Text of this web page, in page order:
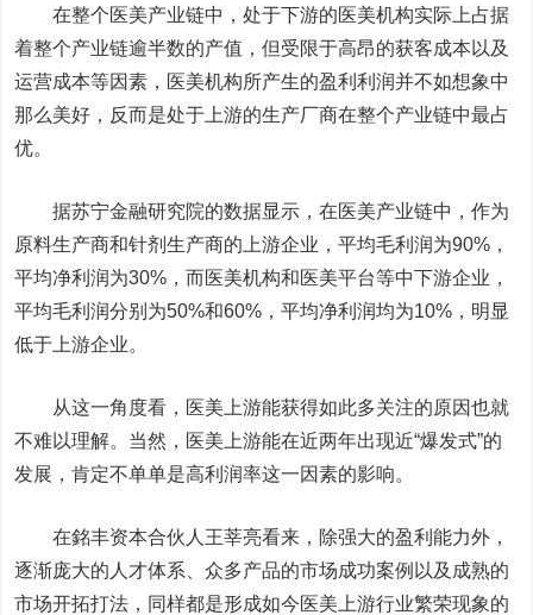
在整个医美产业链中，处于下游的医美机构实际上占据
着整个产业链逾半数的产值，但受限于高昂的获客成本以及
运营成本等因素，医美机构所产生的盈利利润并不如想象中
那么美好，反而是处于上游的生产厂商在整个产业链中最占
优。
据苏宁金融研究院的数据显示，在医美产业链中，作为
原料生产商和针剂生产商的上游企业，平均毛利润为90%，
平均净利润为30%，而医美机构和医美平台等中下游企业，
平均毛利润分别为50%和60%，平均净利润均为10%，明显
低于上游企业。
从这一角度看，医美上游能获得如此多关注的原因也就
不难以理解。当然，医美上游能在近两年出现近“爆发式”的
发展，肯定不单单是高利润率这一因素的影响。
在銘丰资本合伙人王莘亮看来，除强大的盈利能力外，
逐渐庞大的人才体系、众多产品的市场成功案例以及成熟的
市场开拓打法，同样都是形成如今医美上游行业繁荣现象的